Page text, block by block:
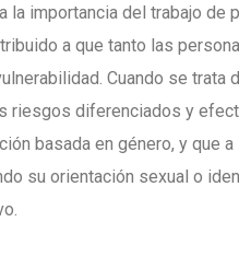
la importancia del trabajo
a que tanto las
Cuando se
riesgos diferenciados y
basada en género, y que
su orientación sexual o